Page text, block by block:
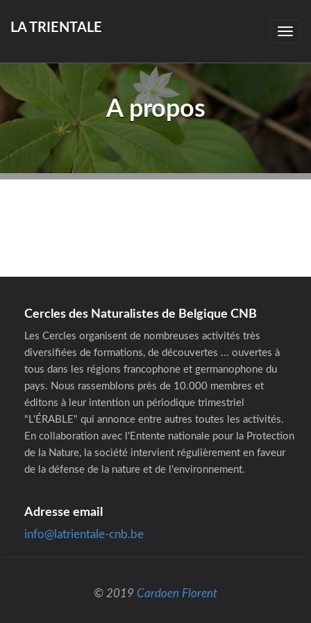
LA TRIENTALE
A propos
Cercles des Naturalistes de Belgique CNB
Les Cercles organisent de nombreuses activités très
diversifiées de formations, de découvertes ... ouvertes à
tous dans les régions francophone et germanophone du
pays. Nous rassemblons près de 10.000 membres et
éditons à leur intention un périodique trimestriel
"L'ÉRABLE" qui annonce entre autres toutes les activités.
En collaboration avec l'Entente nationale pour la Protection
de la Nature, la société intervient régulièrement en faveur
de la défense de la nature et de l'environnement.
Adresse email
info@latrientale-cnb.be
© 2019 Cardoen Florent